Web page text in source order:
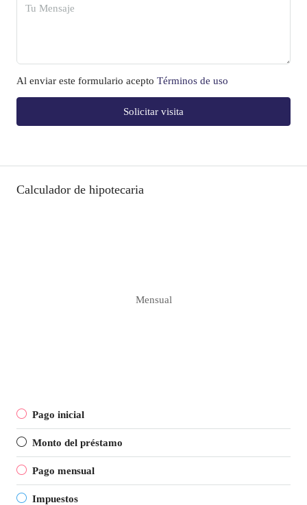
Al enviar este formulario acepto Términos de uso
Solicitar visita
Calculador de hipotecaria
Mensual
Pago inicial
Monto del préstamo
Pago mensual
Impuestos